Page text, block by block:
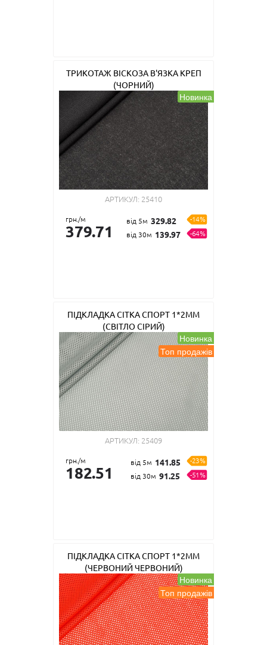
ТРИКОТАЖ ВІСКОЗА В'ЯЗКА КРЕП
(ЧОРНИЙ)
Новинка
АРТИКУЛ: 25410
грн./м
379.71
від 5м 329.82
-14%
від 30м 139.97 -64%
ПІДКЛАДКА СІТКА СПОРТ 1*2ММ
(СВІТЛО СІРИЙ)
Новинка
Топ продажів
АРТИКУЛ: 25409
грн./м
182.51
від 5м 141.85
-23%
від 30м 91.25 -51%
ПІДКЛАДКА СІТКА СПОРТ 1*2ММ
(ЧЕРВОНИЙ ЧЕРВОНИЙ)
Новинка
Топ продажів